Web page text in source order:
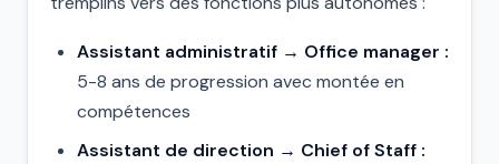
Assistant administratif → Office manager :
5-8 ans de progression avec montée en
compétences
Assistant de direction → Chief of Staff :